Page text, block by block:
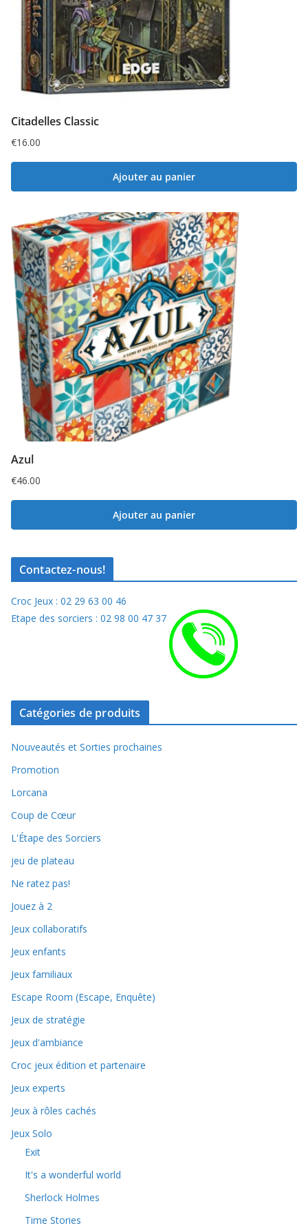
Citadelles Classic
€16.00
Ajouter au panier
Azul
€46.00
Ajouter au panier
Contactez-nous!
Croc Jeux : 02 29 63 00 46
Etape des sorciers : 02 98 00 47 37
Catégories de produits
Nouveautés et Sorties prochaines
Promotion
Lorcana
Coup de Cœur
L'Étape des Sorciers
jeu de plateau
Ne ratez pas!
Jouez à 2
Jeux collaboratifs
Jeux enfants
Jeux familiaux
Escape Room (Escape, Enquête)
Jeux de stratégie
Jeux d'ambiance
Croc jeux édition et partenaire
Jeux experts
Jeux à rôles cachés
Jeux Solo
Exit
It's a wonderful world
Sherlock Holmes
Time Stories